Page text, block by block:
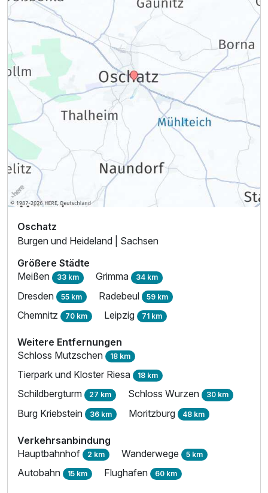
Ausstattung
Für 4 Tage p.P. ab 399,00 €
Oschatz
Burgen und Heideland | Sachsen
Größere Städte
Meißen 33 km Grimma 34 km
Dresden 55 km Radebeul 59 km
Chemnitz 70 km Leipzig 71 km
Weitere Entfernungen
Schloss Mutzschen 18 km
Tierpark und Kloster Riesa 18 km
Schildbergturm 27 km Schloss Wurzen 30 km
Burg Kriebstein 36 km Moritzburg 48 km
Verkehrsanbindung
Hauptbahnhof 2 km Wanderwege 5 km
Autobahn 15 km Flughafen 60 km